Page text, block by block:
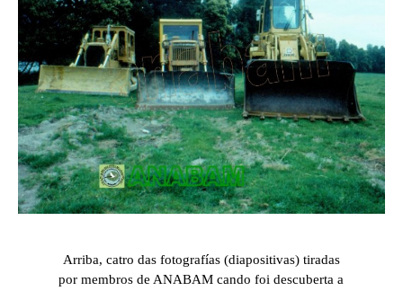
Arriba, catro das fotografías (diapositivas) tiradas
por membros de ANABAM cando foi descuberta a